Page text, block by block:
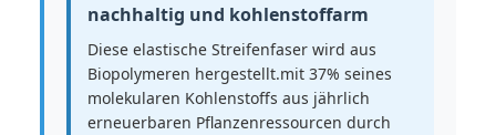
nachhaltig und kohlenstoffarm
Diese elastische Streifenfaser wird aus
Biopolymeren hergestellt.mit 37% seines
molekularen Kohlenstoffs aus jährlich
erneuerbaren Pflanzenressourcen durch